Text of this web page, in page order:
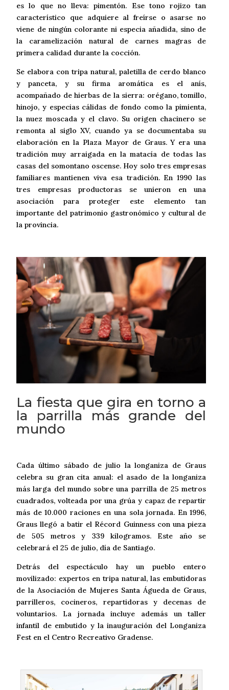
es lo que no lleva: pimentón. Ese tono rojizo tan
característico que adquiere al freírse o asarse no
viene de ningún colorante ni especia añadida, sino de
la caramelización natural de carnes magras de
primera calidad durante la cocción.
Se elabora con tripa natural, paletilla de cerdo blanco
y panceta, y su firma aromática es el anís,
acompañado de hierbas de la sierra: orégano, tomillo,
hinojo, y especias cálidas de fondo como la pimienta,
la nuez moscada y el clavo. Su origen chacinero se
remonta al siglo XV, cuando ya se documentaba su
elaboración en la Plaza Mayor de Graus. Y era una
tradición muy arraigada en la matacía de todas las
casas del somontano oscense. Hoy solo tres empresas
familiares mantienen viva esa tradición. En 1990 las
tres empresas productoras se unieron en una
asociación para proteger este elemento tan
importante del patrimonio gastronómico y cultural de
la provincia.
La fiesta que gira en torno a
la parrilla más grande del
mundo
Cada último sábado de julio la longaniza de Graus
celebra su gran cita anual: el asado de la longaniza
más larga del mundo sobre una parrilla de 25 metros
cuadrados, volteada por una grúa y capaz de repartir
más de 10.000 raciones en una sola jornada. En 1996,
Graus llegó a batir el Récord Guinness con una pieza
de 505 metros y 339 kilogramos. Este año se
celebrará el 25 de julio, día de Santiago.
Detrás del espectáculo hay un pueblo entero
movilizado: expertos en tripa natural, las embutidoras
de la Asociación de Mujeres Santa Águeda de Graus,
parrilleros, cocineros, repartidoras y decenas de
voluntarios. La jornada incluye además un taller
infantil de embutido y la inauguración del Longaniza
Fest en el Centro Recreativo Gradense.